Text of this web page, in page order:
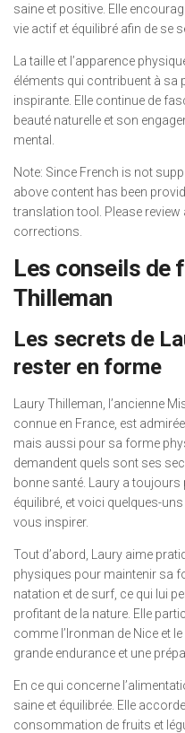
saine et positive. Elle
vie actif et équilibré afin de se
La taille et l’apparence
éléments qui contribuent à sa
inspirante. Elle continue de
beauté naturelle et son
mental.
Note: Since French is not
above content has been
translation tool. Please
corrections.
Les conseils de
Thilleman
Les secrets de
rester en forme
Laury Thilleman, l’ancienne
connue en France, est
mais aussi pour sa forme
demandent quels sont ses
bonne santé. Laury a
équilibré, et voici quelques-
vous inspirer.
Tout d’abord, Laury aime
physiques pour maintenir sa
natation et de surf, ce qui lui
profitant de la nature. Elle
comme l’Ironman de Nice et
grande endurance et une
En ce qui concerne
saine et équilibrée. Elle
consommation de fruits et